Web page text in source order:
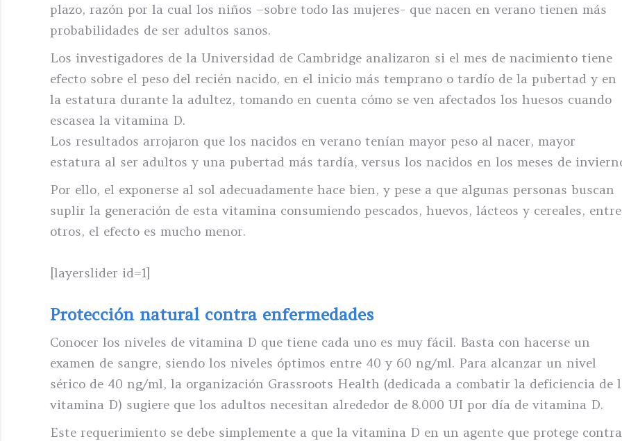
plazo, razón por la cual los niños –sobre todo las mujeres- que nacen en verano tienen más
probabilidades de ser adultos sanos.
Los investigadores de la Universidad de Cambridge analizaron si el mes de nacimiento tiene
efecto sobre el peso del recién nacido, en el inicio más temprano o tardío de la pubertad y en
la estatura durante la adultez, tomando en cuenta cómo se ven afectados los huesos cuando
escasea la vitamina D.
Los resultados arrojaron que los nacidos en verano tenían mayor peso al nacer, mayor
estatura al ser adultos y una pubertad más tardía, versus los nacidos en los meses de
Por ello, el exponerse al sol adecuadamente hace bien, y pese a que algunas personas buscan
suplir la generación de esta vitamina consumiendo pescados, huevos, lácteos y cereales, entre
otros, el efecto es mucho menor.
[layerslider id=1]
Protección natural contra enfermedades
Conocer los niveles de vitamina D que tiene cada uno es muy fácil. Basta con hacerse un
examen de sangre, siendo los niveles óptimos entre 40 y 60 ng/ml. Para alcanzar un nivel
sérico de 40 ng/ml, la organización Grassroots Health (dedicada a combatir la deficiencia de
vitamina D) sugiere que los adultos necesitan alrededor de 8.000 UI por día de vitamina D.
Este requerimiento se debe simplemente a que la vitamina D en un agente que protege contra